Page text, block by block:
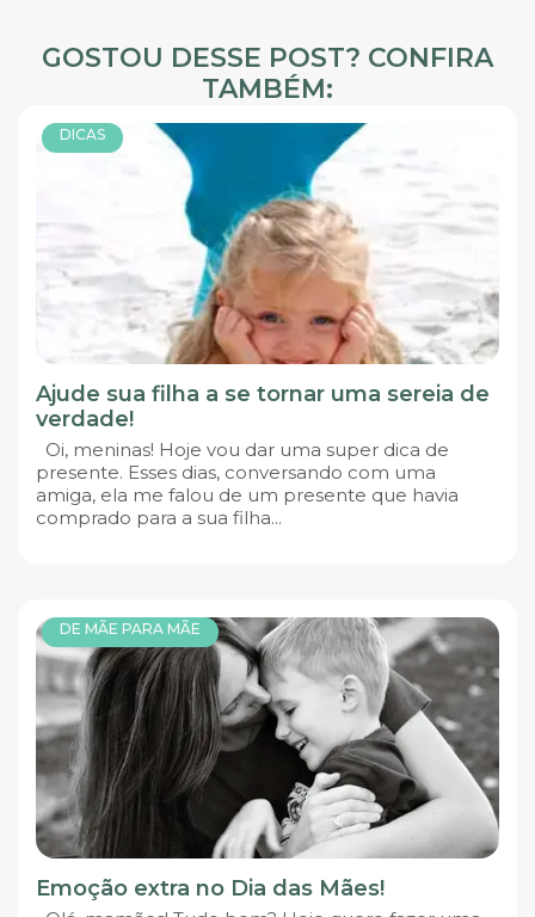
GOSTOU DESSE POST? CONFIRA
TAMBÉM:
DICAS
Ajude sua filha a se tornar uma sereia de
verdade!
Oi, meninas! Hoje vou dar uma super dica de
presente. Esses dias, conversando com uma
amiga, ela me falou de um presente que havia
comprado para a sua filha...
DE MÃE PARA MÃE
Emoção extra no Dia das Mães!